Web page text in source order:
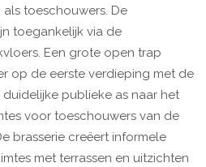
toeschouwers. De
toegankelijk via de
Een grote open trap
op de eerste verdieping met de
publieke as naar het
voor toeschouwers van de
brasserie creëert informele
met terrassen en uitzichten